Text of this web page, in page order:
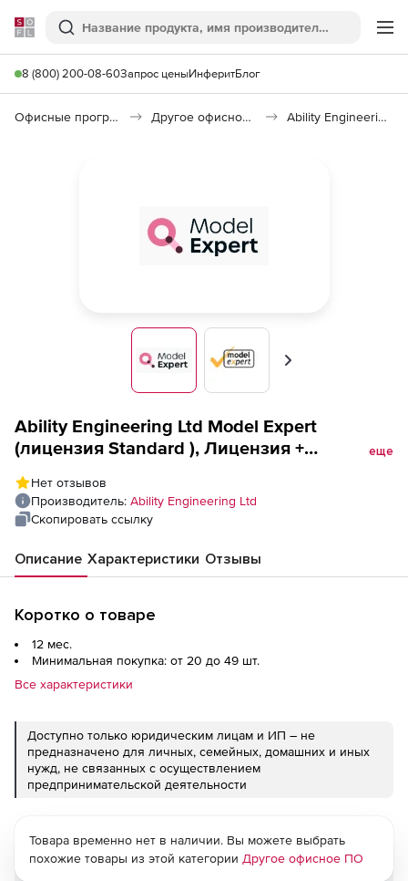
Softline
Поиск
8 (800) 200-08-60Запрос ценыИнферитБлог
Офисные программы Другое офисное ПО Ability Engineering Model Expert
Вперед
Ability Engineering Ltd Model Expert
(лицензия Standard ), Лицензия +
еще
Нет отзывов
Производитель: Ability Engineering Ltd
Скопировать ссылку
Описание Характеристики Отзывы
Коротко о товаре
12 мес.
Минимальная покупка: от 20 до 49 шт.
Все характеристики
Доступно только юридическим лицам и ИП – не
предназначено для личных, семейных, домашних и иных
нужд, не связанных с осуществлением
предпринимательской деятельности
Товара временно нет в наличии. Вы можете выбрать
похожие товары из этой категории Другое офисное ПО